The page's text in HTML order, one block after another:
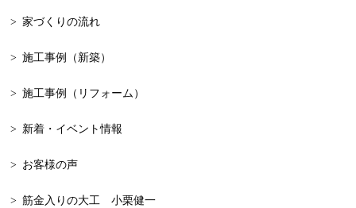
2023年9月
新築
漆喰
家づくりの流れ
施工事例（新築）
施工事例（リフォーム）
新着・イベント情報
お客様の声
筋金入りの大工 小栗健一